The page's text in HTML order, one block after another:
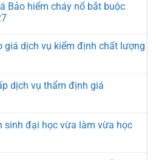
Bảo hiểm cháy nổ bắt buộc
giá dịch vụ kiểm định chất lượng
dịch vụ thẩm định giá
sinh đại học vừa làm vừa học